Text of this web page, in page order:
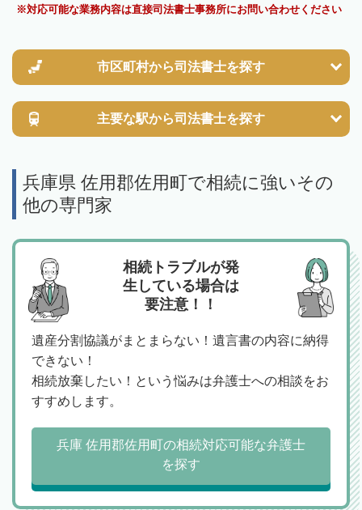
対応可能な業務内容は直接司法書士事務所にお問い合わせください
市区町村から司法書士を探す
主要な駅から司法書士を探す
兵庫県 佐用郡佐用町で相続に強いその
他の専門家
相続トラブルが発
生している場合は
要注意！！
遺産分割協議がまとまらない！遺言書の内容に納得
できない！
相続放棄したい！という悩みは弁護士への相談をお
すすめします。
兵庫 佐用郡佐用町の相続対応可能な弁護士
を探す